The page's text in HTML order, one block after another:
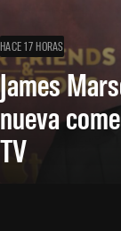
HACE 17 HORAS
James
nueva
TV